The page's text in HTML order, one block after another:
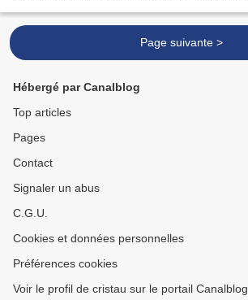
Page suivante >
Hébergé par Canalblog
Top articles
Pages
Contact
Signaler un abus
C.G.U.
Cookies et données personnelles
Préférences cookies
Voir le profil de cristau sur le portail Canalblog